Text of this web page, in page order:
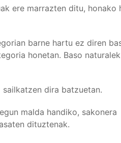
ere marrazten ditu, honako
barne hartu ez diren
honetan. Baso
dira batzuetan.
malda handiko, sakonera
dituztenak.